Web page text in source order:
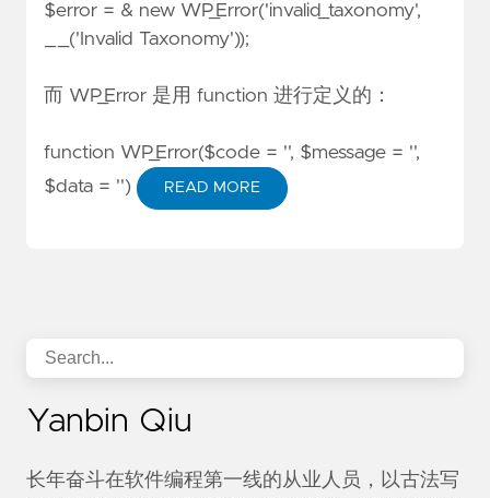
$error = & new WP_Error('invalid_taxonomy',
__('Invalid Taxonomy'));
而 WP_Error 是用 function 进行定义的：
function WP_Error($code = '', $message = '',
$data = '')
READ MORE
Yanbin Qiu
长年奋斗在软件编程第一线的从业人员，以古法写